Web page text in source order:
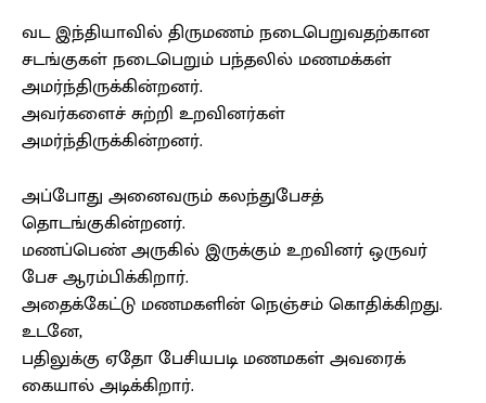
வட இந்தியாவில் திருமணம் நடைபெறுவதற்கான
சடங்குகள் நடைபெறும் பந்தலில் மணமக்கள்
அமர்ந்திருக்கின்றனர்.
அவர்களைச் சுற்றி உறவினர்கள்
அமர்ந்திருக்கின்றனர்.
அப்போது அனைவரும் கலந்துபேசத்
தொடங்குகின்றனர்.
மணப்பெண் அருகில் இருக்கும் உறவினர் ஒருவர்
பேச ஆரம்பிக்கிறார்.
அதைக்கேட்டு மணமகளின் நெஞ்சம் கொதிக்கிறது.
உடனே,
பதிலுக்கு ஏதோ பேசியபடி மணமகள் அவரைக்
கையால் அடிக்கிறார்.